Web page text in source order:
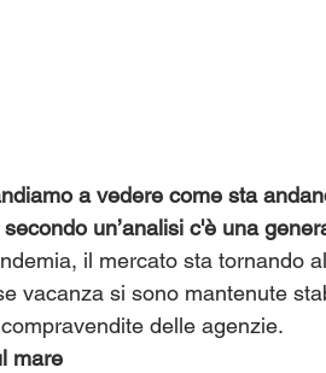
a vedere come sta
un’analisi c'è una
il mercato sta tornando
vacanza si sono mantenute
delle agenzie.
mare